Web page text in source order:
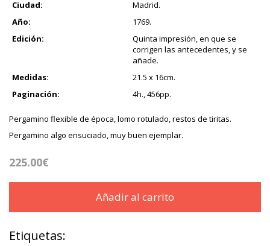
Ciudad:
Madrid.
Año:
1769.
Edición:
Quinta impresión, en que se
corrigen las antecedentes, y se
añade.
Medidas:
21.5 x 16cm.
Paginación:
4h., 456pp.
Pergamino flexible de época, lomo rotulado, restos de tiritas.
Pergamino algo ensuciado, muy buen ejemplar.
225.00€
Añadir al carrito
Etiquetas: